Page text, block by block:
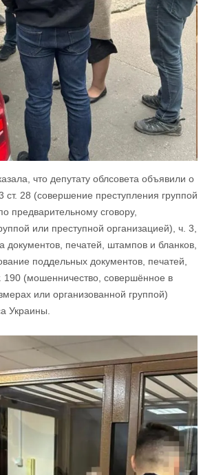
что депутату облсовета объявили о
ст. 28 (совершение преступления группой
предварительному сговору,
или преступной организацией), ч. 3,
документов, печатей, штампов и бланков,
поддельных документов, печатей,
190 (мошенничество, совершённое в
или организованной группой)
Украины.